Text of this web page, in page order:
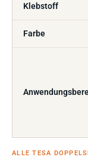
Klebstoff
Farbe
ALLE TESA